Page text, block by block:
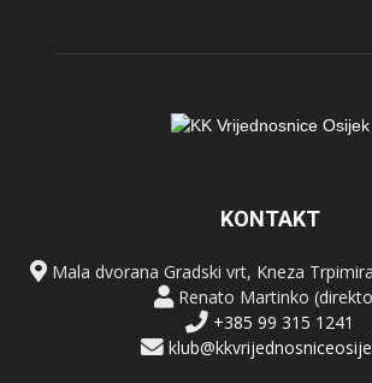
KONTAKT
Mala dvorana Gradski vrt, Kneza
Renato Martinko
+385 99 315 1241